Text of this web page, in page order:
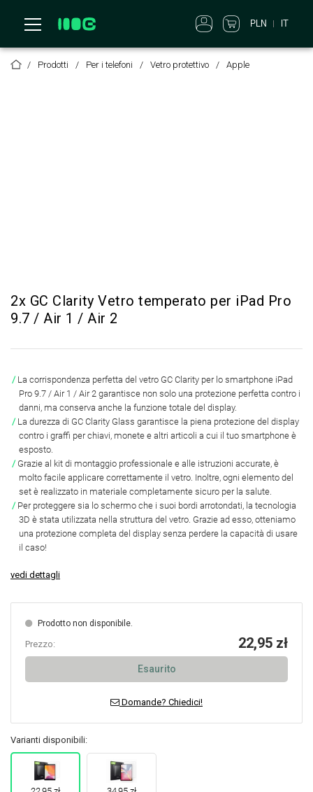
PLN IT
Prodotti Per i telefoni Vetro protettivo Apple
2x GC Clarity Vetro temperato per iPad Pro
9.7 / Air 1 / Air 2
La corrispondenza perfetta del vetro GC Clarity per lo smartphone iPad
Pro 9.7 / Air 1 / Air 2 garantisce non solo una protezione perfetta contro i
danni, ma conserva anche la funzione totale del display.
La durezza di GC Clarity Glass garantisce la piena protezione del display
contro i graffi per chiavi, monete e altri articoli a cui il tuo smartphone è
esposto.
Grazie al kit di montaggio professionale e alle istruzioni accurate, è
molto facile applicare correttamente il vetro. Inoltre, ogni elemento del
set è realizzato in materiale completamente sicuro per la salute.
Per proteggere sia lo schermo che i suoi bordi arrotondati, la tecnologia
3D è stata utilizzata nella struttura del vetro. Grazie ad esso, otteniamo
una protezione completa del display senza perdere la capacità di usare
il caso!
vedi dettagli
Prodotto non disponibile.
Prezzo: 22,95 zł
Esaurito
Domande? Chiedici!
Varianti disponibili: